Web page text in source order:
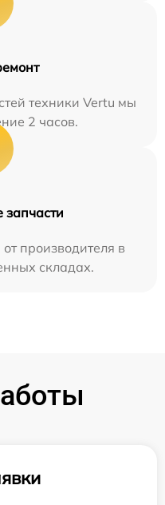
техники Vertu мы
2 часов.
производителя в
складах.